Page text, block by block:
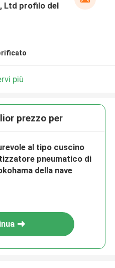
Ltd profilo del
più
prezzo per
al tipo cuscino
pneumatico di
della nave